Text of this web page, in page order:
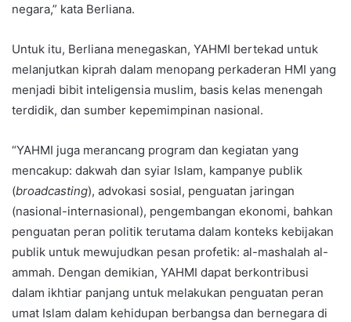
negara,” kata Berliana.
Untuk itu, Berliana menegaskan, YAHMI bertekad untuk
melanjutkan kiprah dalam menopang perkaderan HMI yang
menjadi bibit inteligensia muslim, basis kelas menengah
terdidik, dan sumber kepemimpinan nasional.
“YAHMI juga merancang program dan kegiatan yang
mencakup: dakwah dan syiar Islam, kampanye publik
(broadcasting), advokasi sosial, penguatan jaringan
(nasional-internasional), pengembangan ekonomi, bahkan
penguatan peran politik terutama dalam konteks kebijakan
publik untuk mewujudkan pesan profetik: al-mashalah al-
ammah. Dengan demikian, YAHMI dapat berkontribusi
dalam ikhtiar panjang untuk melakukan penguatan peran
umat Islam dalam kehidupan berbangsa dan bernegara di